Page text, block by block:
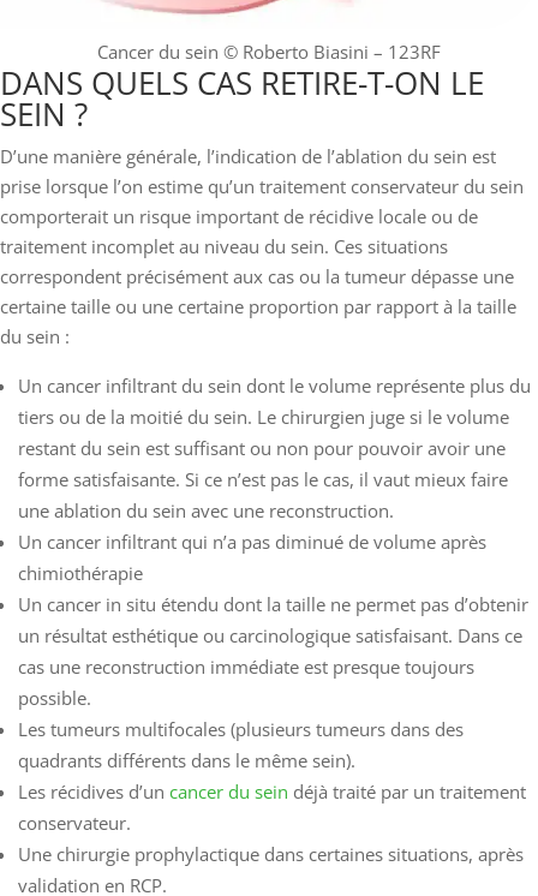
Cancer du sein © Roberto Biasini – 123RF
DANS QUELS CAS RETIRE-T-ON LE
SEIN ?
D’une manière générale, l’indication de l’ablation du sein est
prise lorsque l’on estime qu’un traitement conservateur du sein
comporterait un risque important de récidive locale ou de
traitement incomplet au niveau du sein. Ces situations
correspondent précisément aux cas ou la tumeur dépasse une
certaine taille ou une certaine proportion par rapport à la taille
du sein :
Un cancer infiltrant du sein dont le volume représente plus du
tiers ou de la moitié du sein. Le chirurgien juge si le volume
restant du sein est suffisant ou non pour pouvoir avoir une
forme satisfaisante. Si ce n’est pas le cas, il vaut mieux faire
une ablation du sein avec une reconstruction.
Un cancer infiltrant qui n’a pas diminué de volume après
chimiothérapie
Un cancer in situ étendu dont la taille ne permet pas d’obtenir
un résultat esthétique ou carcinologique satisfaisant. Dans ce
cas une reconstruction immédiate est presque toujours
possible.
Les tumeurs multifocales (plusieurs tumeurs dans des
quadrants différents dans le même sein).
Les récidives d’un cancer du sein déjà traité par un traitement
conservateur.
Une chirurgie prophylactique dans certaines situations, après
validation en RCP.